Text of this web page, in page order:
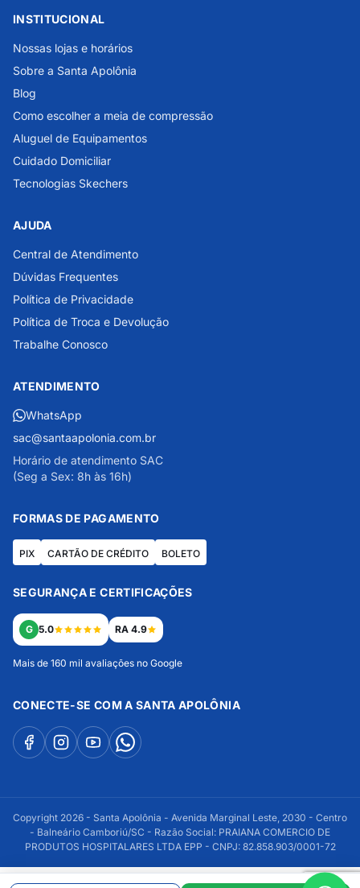
INSTITUCIONAL
Nossas lojas e horários
Sobre a Santa Apolônia
Blog
Como escolher a meia de compressão
Aluguel de Equipamentos
Cuidado Domiciliar
Tecnologias Skechers
AJUDA
Central de Atendimento
Dúvidas Frequentes
Política de Privacidade
Política de Troca e Devolução
Trabalhe Conosco
ATENDIMENTO
WhatsApp
sac@santaapolonia.com.br
Horário de atendimento SAC
(Seg a Sex: 8h às 16h)
FORMAS DE PAGAMENTO
PIX CARTÃO DE CRÉDITO BOLETO
SEGURANÇA E CERTIFICAÇÕES
G 5.0 RA 4.9
Mais de 160 mil avaliações no Google
CONECTE-SE COM A SANTA APOLÔNIA
Copyright 2026 - Santa Apolônia - Avenida Marginal Leste, 2030 - Centro
- Balneário Camboriú/SC - Razão Social: PRAIANA COMERCIO DE
PRODUTOS HOSPITALARES LTDA EPP - CNPJ: 82.858.903/0001-72